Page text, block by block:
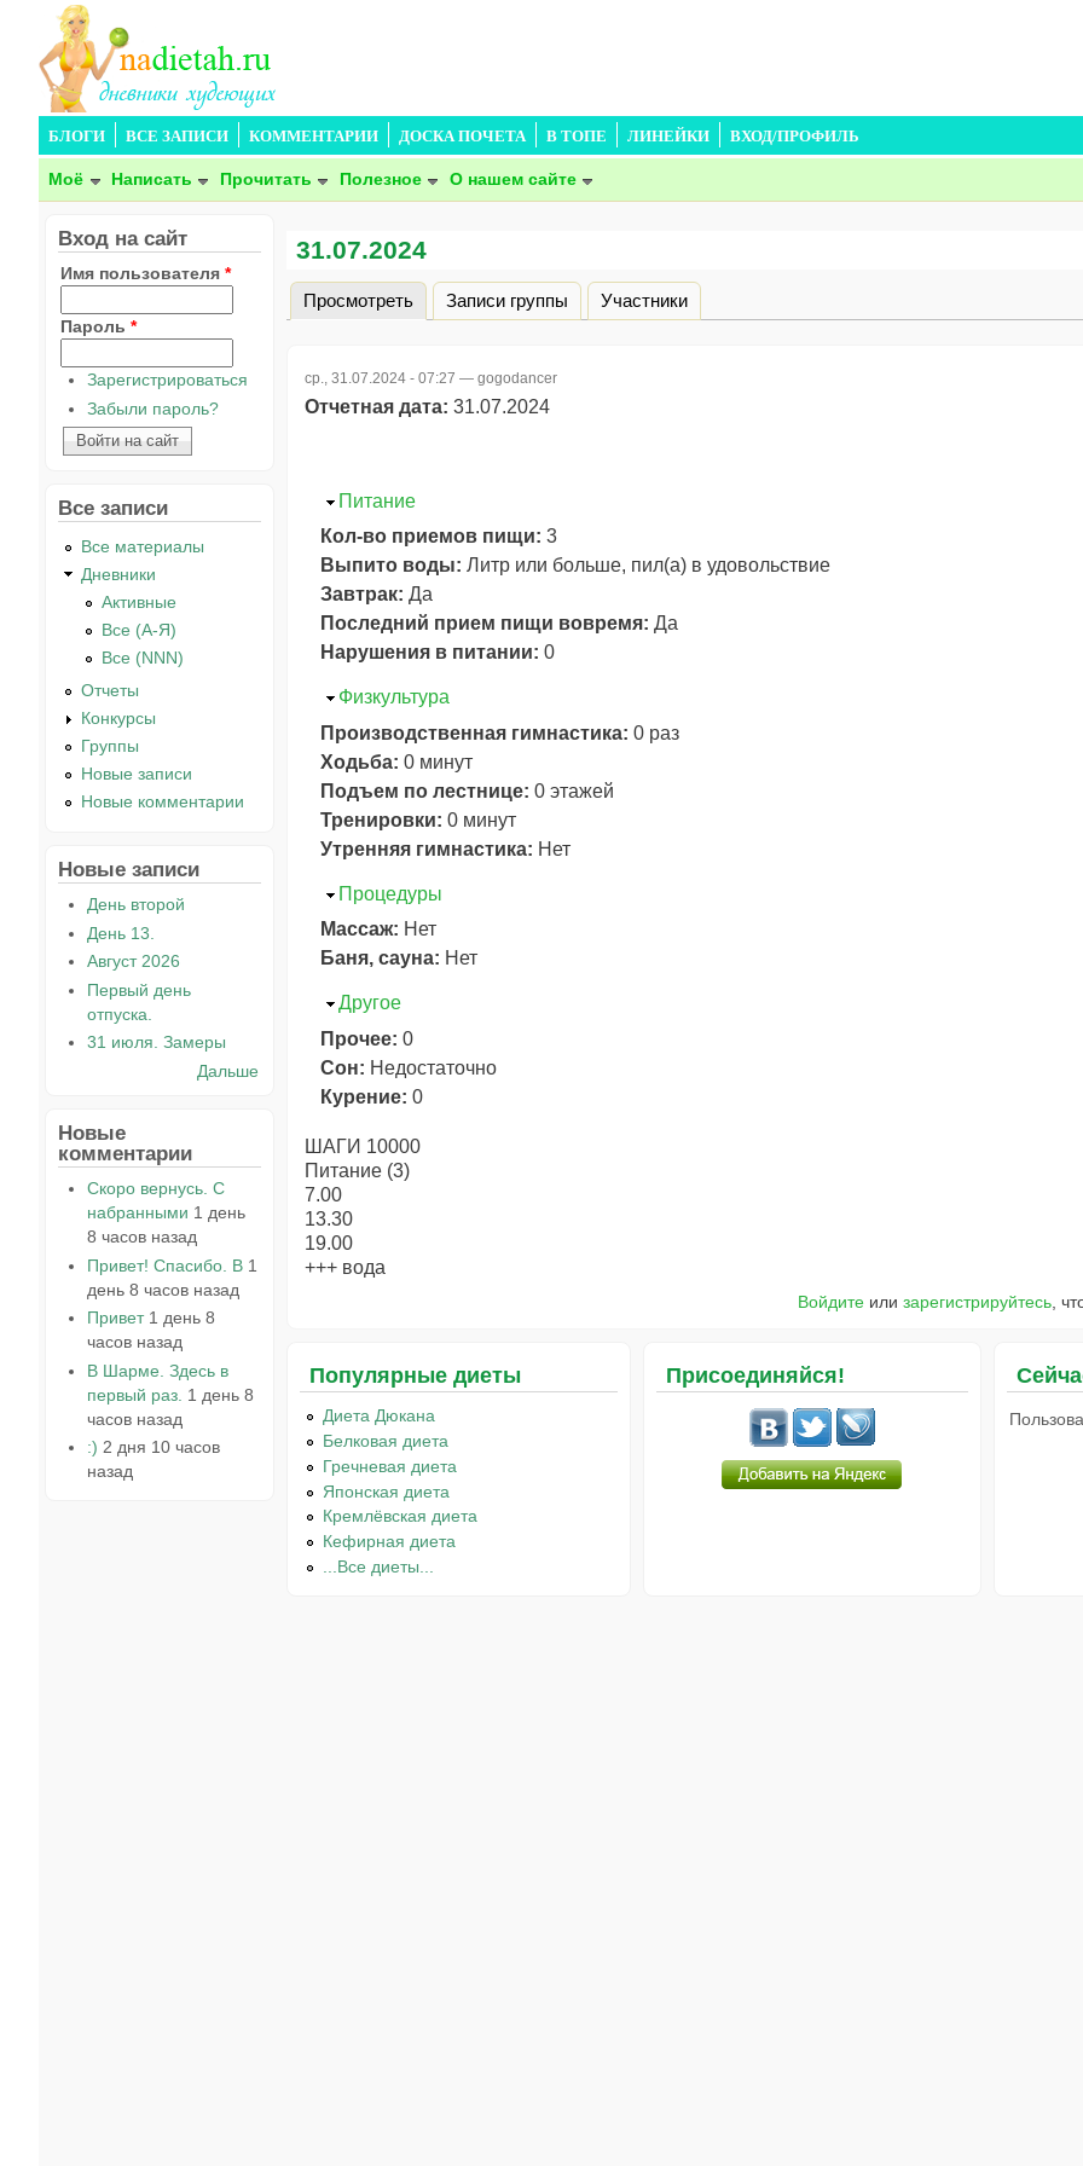
БЛОГИ ВСЕ ЗАПИСИ КОММЕНТАРИИ ДОСКА ПОЧЕТА В ТОПЕ ЛИНЕЙКИ ВХОД/ПРОФИЛЬ
Моё Написать Прочитать Полезное О нашем сайте
31.07.2024
Главные вкладки
Просмотреть (активная вкладка)
Записи группы Участники
ср., 31.07.2024 - 07:27 — gogodancer
Отчетная дата: 31.07.2024
Скрыть
Питание
Кол-во приемов пищи: 3
Выпито воды: Литр или больше, пил(а) в удовольствие
Завтрак: Да
Последний прием пищи вовремя: Да
Нарушения в питании: 0
Скрыть
Физкультура
Производственная гимнастика: 0 раз
Ходьба: 0 минут
Подъем по лестнице: 0 этажей
Тренировки: 0 минут
Утренняя гимнастика: Нет
Скрыть
Процедуры
Массаж: Нет
Баня, сауна: Нет
Скрыть
Другое
Прочее: 0
Сон: Недостаточно
Курение: 0
ШАГИ 10000
Питание (3)
7.00
13.30
19.00
+++ вода
Войдите илизарегистрируйтесь ,
Популярные диеты
Диета Дюкана
Белковая диета
Гречневая диета
Японская диета
Кремлёвская диета
Кефирная диета
...Все диеты...
Присоединяйся!
Вход на сайт
Имя пользователя *
Пароль *
Зарегистрироваться
Забыли пароль?
Все записи
Все материалы
Дневники
Активные
Все (А-Я)
Все (NNN)
Отчеты
Конкурсы
Группы
Новые записи
Новые комментарии
Новые записи
День второй
День 13.
Август 2026
Первый день
отпуска.
31 июля. Замеры
Дальше
Новые
комментарии
Скоро вернусь. С
набранными 1 день
8 часов назад
Привет! Спасибо. В 1
день 8 часов назад
Привет 1 день 8
часов назад
В Шарме. Здесь в
первый раз. 1 день 8
часов назад
:) 2 дня 10 часов
назад